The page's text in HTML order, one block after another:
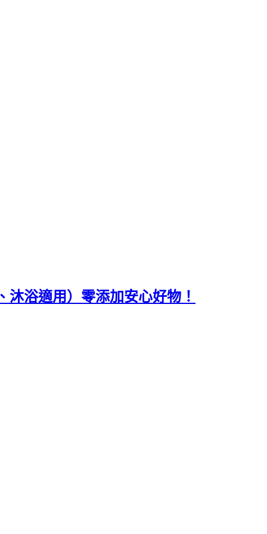
浴適用）零添加安心好物！